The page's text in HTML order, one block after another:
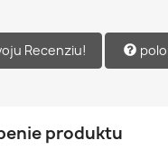
Recenziu!
produktu